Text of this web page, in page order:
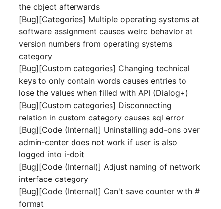
DBMS Information
DHCP
Drucker
E-Mail-Adressen
Faser/Ader
Leitungsnetz
Lizenzen
Middleware
Mobiltelefon
Monitor
Netzbereich
Netzersatzanlage
Notfallplan
the object afterwards
[Bug][Categories] Multiple operating systems at
software assignment causes weird behavior at
version numbers from operating systems
category
[Bug][Custom categories] Changing technical
keys to only contain words causes entries to
lose the values when filled with API (Dialog+)
[Bug][Custom categories] Disconnecting
relation in custom category causes sql error
[Bug][Code (Internal)] Uninstalling add-ons over
admin-center does not work if user is also
logged into i-doit
[Bug][Code (Internal)] Adjust naming of network
interface category
[Bug][Code (Internal)] Can't save counter with #
format